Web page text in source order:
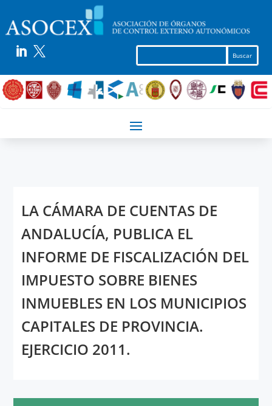
 
LA CÁMARA DE CUENTAS DE
ANDALUCÍA, PUBLICA EL
INFORME DE FISCALIZACIÓN DEL
IMPUESTO SOBRE BIENES
INMUEBLES EN LOS MUNICIPIOS
CAPITALES DE PROVINCIA.
EJERCICIO 2011.